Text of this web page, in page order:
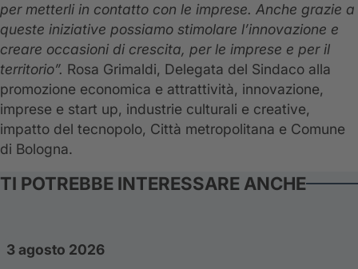
per metterli in contatto con le imprese. Anche grazie a
queste iniziative possiamo stimolare l’innovazione e
creare occasioni di crescita, per le imprese e per il
territorio”. Rosa Grimaldi, Delegata del Sindaco alla
promozione economica e attrattività, innovazione,
imprese e start up, industrie culturali e creative,
impatto del tecnopolo, Città metropolitana e Comune
di Bologna.
TI POTREBBE INTERESSARE ANCHE
3 agosto 2026